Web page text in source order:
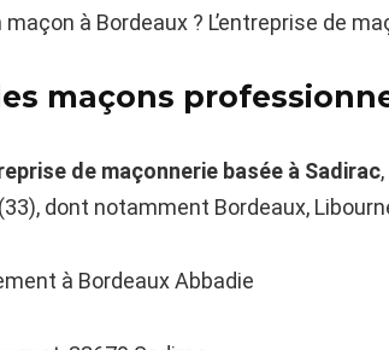
à Bordeaux ? L’entreprise de
maçons
de maçonnerie basée à Sadirac
dont notamment Bordeaux,
à Bordeaux Abbadie